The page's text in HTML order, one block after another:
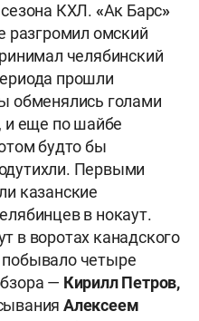
КХЛ. «Ак Барс»
разгромил омский
челябинский
прошли
обменялись голами
и еще по шайбе
будто бы
Первыми
казанские
в нокаут.
в воротах канадского
побывало четыре
— Кирилл Петров,
Алексеем